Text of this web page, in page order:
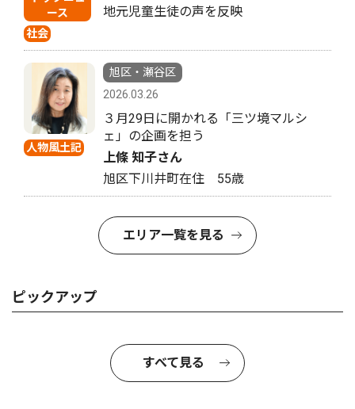
ース
社会
地元児童生徒の声を反映
人物風土記
旭区・瀬谷区
2026.03.26
３月29日に開かれる「三ツ境マルシ
ェ」の企画を担う
上條 知子さん
旭区下川井町在住 55歳
エリア一覧を見る
ピックアップ
すべて見る